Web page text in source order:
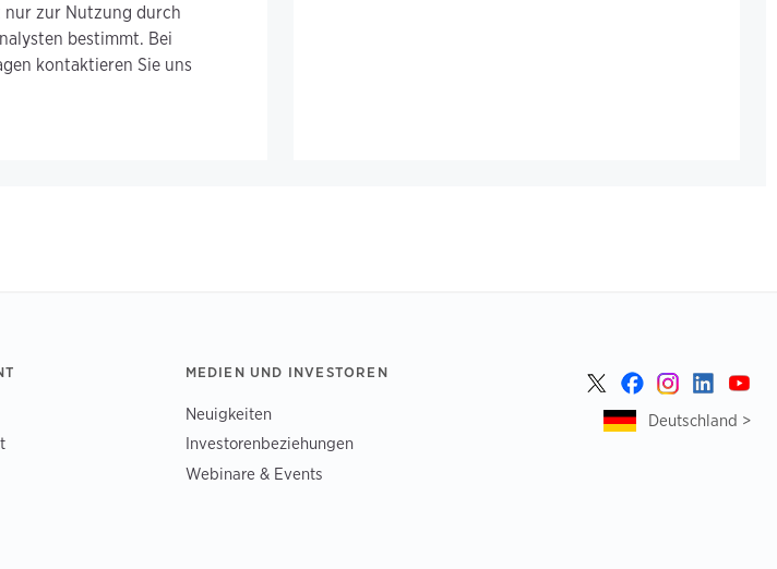
nur zur Nutzung durch
bestimmt. Bei
kontaktieren Sie uns
MEDIEN UND INVESTOREN
Neuigkeiten
Investorenbeziehungen
Webinare & Events
Deutschland >